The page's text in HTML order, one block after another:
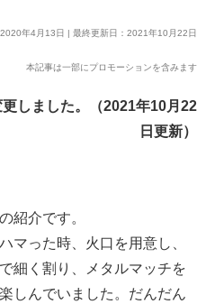
年4月13日 | 最終更新日：2021年10月22日
本記事は一部にプロモーションを含みます
しました。（2021年10月22
日更新）
紹介です。
マった時、火口を用意し、
細く割り、メタルマッチを
しんでいました。だんだん